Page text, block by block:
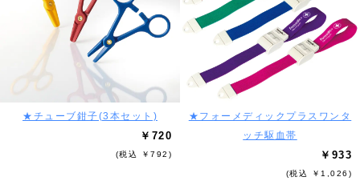
★チューブ鉗子(3本セット)
￥720
(税込 ￥792)
★フォーメディックプラスワンタ
ッチ駆血帯
￥933
(税込 ￥1,026)